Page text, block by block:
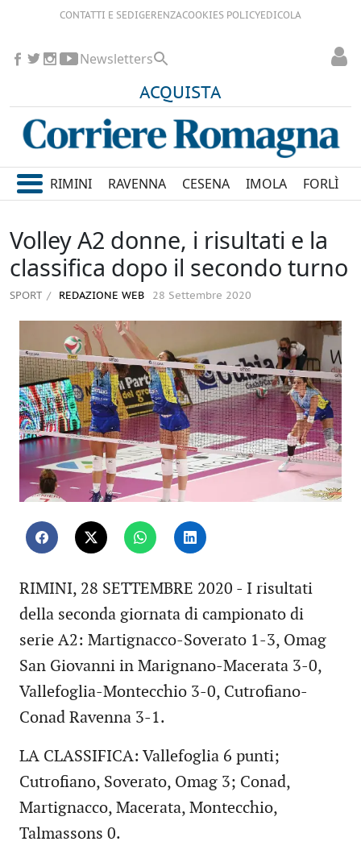
CONTATTI E SEDIGERENZACOOKIES POLICYEDICOLA
ACQUISTA
Newsletters
RIMINI RAVENNA CESENA IMOLA FORLÌ
Volley A2 donne, i risultati e la
classifica dopo il secondo turno
SPORT REDAZIONE WEB 28 Settembre 2020
RIMINI, 28 SETTEMBRE 2020 - I risultati
della seconda giornata di campionato di
serie A2: Martignacco-Soverato 1-3, Omag
San Giovanni in Marignano-Macerata 3-0,
Vallefoglia-Montecchio 3-0, Cutrofiano-
Conad Ravenna 3-1.
LA CLASSIFICA: Vallefoglia 6 punti;
Cutrofiano, Soverato, Omag 3; Conad,
Martignacco, Macerata, Montecchio,
Talmassons 0.